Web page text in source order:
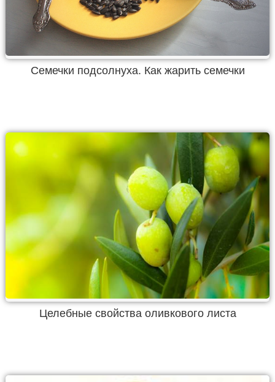
Семечки подсолнуха. Как жарить семечки
Целебные свойства оливкового листа